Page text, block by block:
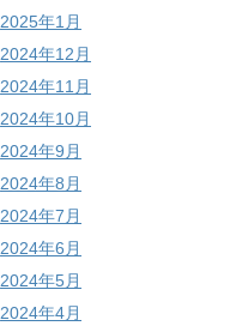
2025年1月
2024年12月
2024年11月
2024年10月
2024年9月
2024年8月
2024年7月
2024年6月
2024年5月
2024年4月